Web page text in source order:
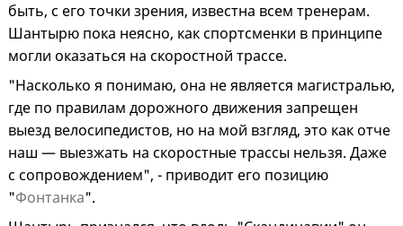
быть, с его точки зрения, известна всем тренерам.
Шантырю пока неясно, как спортсменки в принципе
могли оказаться на скоростной трассе.
"Насколько я понимаю, она не является магистралью,
где по правилам дорожного движения запрещен
выезд велосипедистов, но на мой взгляд, это как отче
наш — выезжать на скоростные трассы нельзя. Даже
с сопровождением", - приводит его позицию
"Фонтанка".